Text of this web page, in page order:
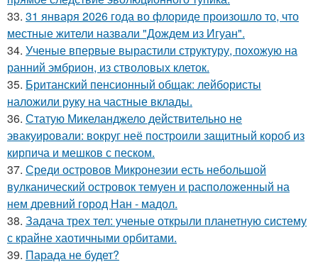
33. 31 января 2026 года во флориде произошло то, что
местные жители назвали "Дождем из Игуан".
34. Ученые впервые вырастили структуру, похожую на
ранний эмбрион, из стволовых клеток.
35. Британский пенсионный общак: лейбористы
наложили руку на частные вклады.
36. Статую Микеланджело действительно не
эвакуировали: вокруг неё построили защитный короб из
кирпича и мешков с песком.
37. Среди островов Микронезии есть небольшой
вулканический островок темуен и расположенный на
нем древний город Нан - мадол.
38. Задача трех тел: ученые открыли планетную систему
с крайне хаотичными орбитами.
39. Парада не будет?